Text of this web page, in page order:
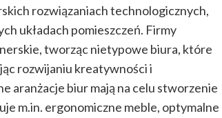
rozwiązaniach technologicznych,
układach pomieszczeń. Firmy
tworząc nietypowe biura, które
rozwijaniu kreatywności i
aranżacje biur mają na celu stworzenie
m.in. ergonomiczne meble, optymalne